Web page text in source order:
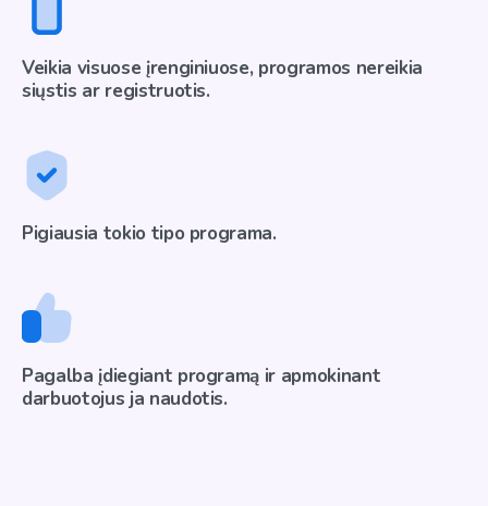
Veikia visuose įrenginiuose, programos nereikia
siųstis ar registruotis.
Pigiausia tokio tipo programa.
Pagalba įdiegiant programą ir apmokinant
darbuotojus ja naudotis.